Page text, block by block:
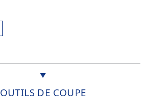
OUTILS DE COUPE